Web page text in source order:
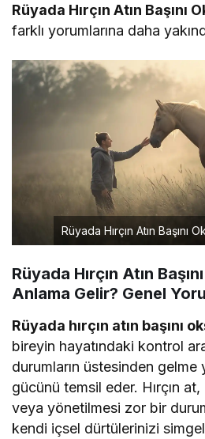
Rüyada Hırçın Atın Başını
farklı yorumlarına daha
Rüyada Hırçın Atın Başını
Rüyada Hırçın Atın
Anlama Gelir? Genel
Rüyada hırçın atın başını
bireyin hayatındaki kontrol
durumların üstesinden
gücünü temsil eder. Hırçın
veya yönetilmesi zor bir
kendi içsel dürtülerinizi